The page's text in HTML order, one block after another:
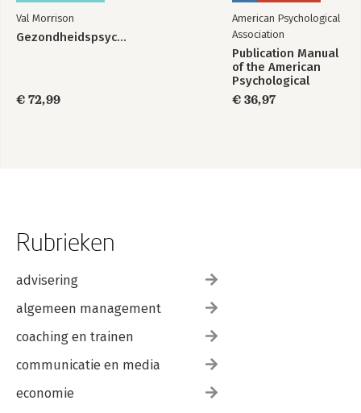
Val Morrison
Gezondheidspsychologie
€ 72,99
American Psychological
Association
Publication Manual
of the American
Psychological
Association 2020
€ 36,97
Rubrieken
advisering
algemeen management
coaching en trainen
communicatie en media
economie